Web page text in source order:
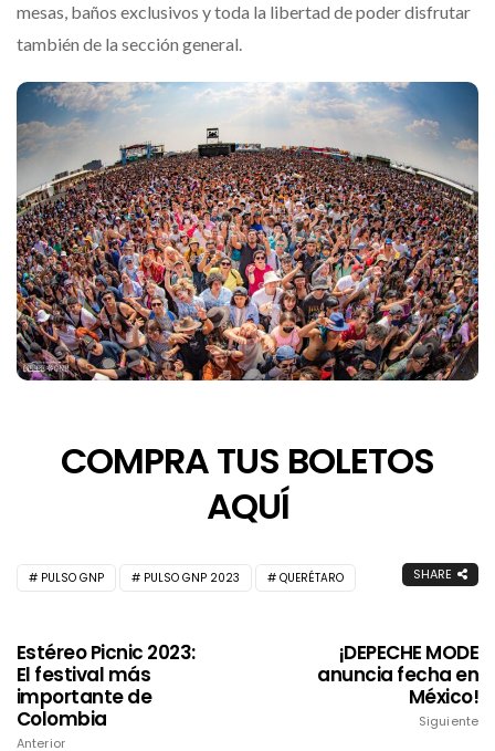
mesas, baños exclusivos y toda la libertad de poder disfrutar
también de la sección general.
COMPRA TUS BOLETOS
AQUÍ
PULSO GNP PULSO GNP 2023 QUERÉTARO SHARE
Estéreo Picnic 2023:
El festival más
importante de
Colombia
Anterior
¡DEPECHE MODE
anuncia fecha en
México!
Siguiente